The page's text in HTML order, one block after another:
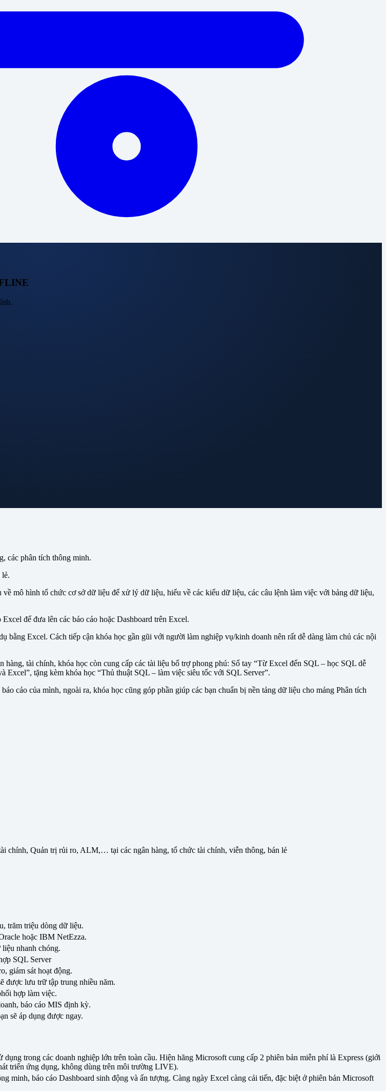
các phân tích thông minh.
mô hình tổ chức cơ sở dữ liệu để xử lý dữ liệu, hiểu về các kiểu dữ liệu, các câu lệnh làm việc với bảng dữ liệu,
để đưa lên các báo cáo hoặc Dashboard trên Excel.
Excel. Cách tiếp cận khóa học gần gũi với người làm nghiệp vụ/kinh doanh nên rất dễ dàng làm chủ các nội
tài chính, khóa học còn cung cấp các tài liệu bổ trợ phong phú: Sổ tay “Từ Excel đến SQL – học SQL dễ
tặng kèm khóa học “Thủ thuật SQL – làm việc siêu tốc với SQL Server”.
cáo của mình, ngoài ra, khóa học cũng góp phần giúp các bạn chuẩn bị nền tảng dữ liệu cho mảng Phân tích
chính, Quản trị rủi ro, ALM,… tại các ngân hàng, tổ chức tài chính, viễn thông, bán lẻ
trăm triệu dòng dữ liệu.
hoặc IBM NetEzza.
nhanh chóng.
SQL Server
giám sát hoạt động.
được lưu trữ tập trung nhiều năm.
hợp làm việc.
báo cáo MIS định kỳ.
sẽ áp dụng được ngay.
trong các doanh nghiệp lớn trên toàn cầu. Hiện hãng Microsoft cung cấp 2 phiên bản miễn phí là Express (giới
triển ứng dụng, không dùng trên môi trường LIVE).
minh, báo cáo Dashboard sinh động và ấn tượng. Càng ngày Excel càng cải tiến, đặc biệt ở phiên bản Microsoft